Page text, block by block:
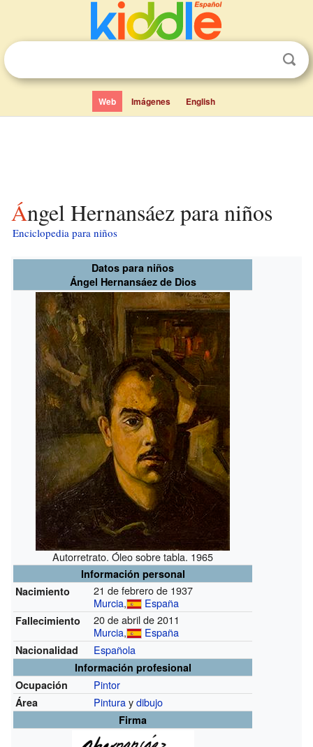
Web Imágenes English
Ángel Hernansáez para niños
Enciclopedia para niños
Datos para niños
Ángel Hernansáez de Dios
Autorretrato. Óleo sobre tabla. 1965
Información personal
Nacimiento
21 de febrero de 1937
Murcia, España
Fallecimiento
20 de abril de 2011
Murcia, España
Nacionalidad Española
Información profesional
Ocupación
Pintor
Área Pinturaydibujo
Firma